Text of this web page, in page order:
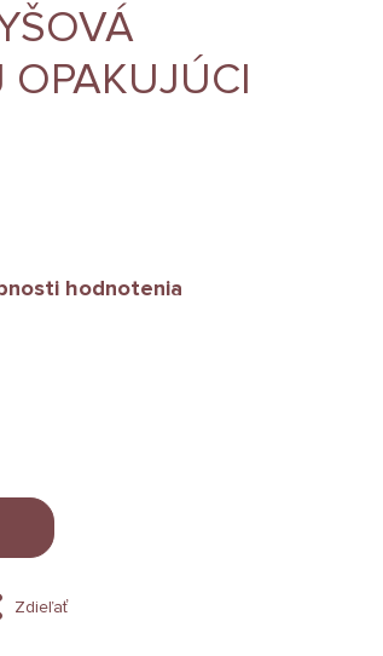
OPAKUJÚCI
hodnotenia
Zdieľať